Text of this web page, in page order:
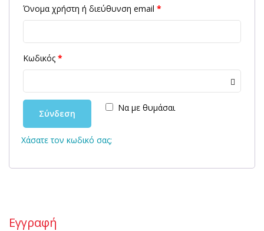
Όνομα χρήστη ή διεύθυνση email *
Κωδικός *
Να με θυμάσαι
Σύνδεση
Χάσατε τον κωδικό σας;
Εγγραφή